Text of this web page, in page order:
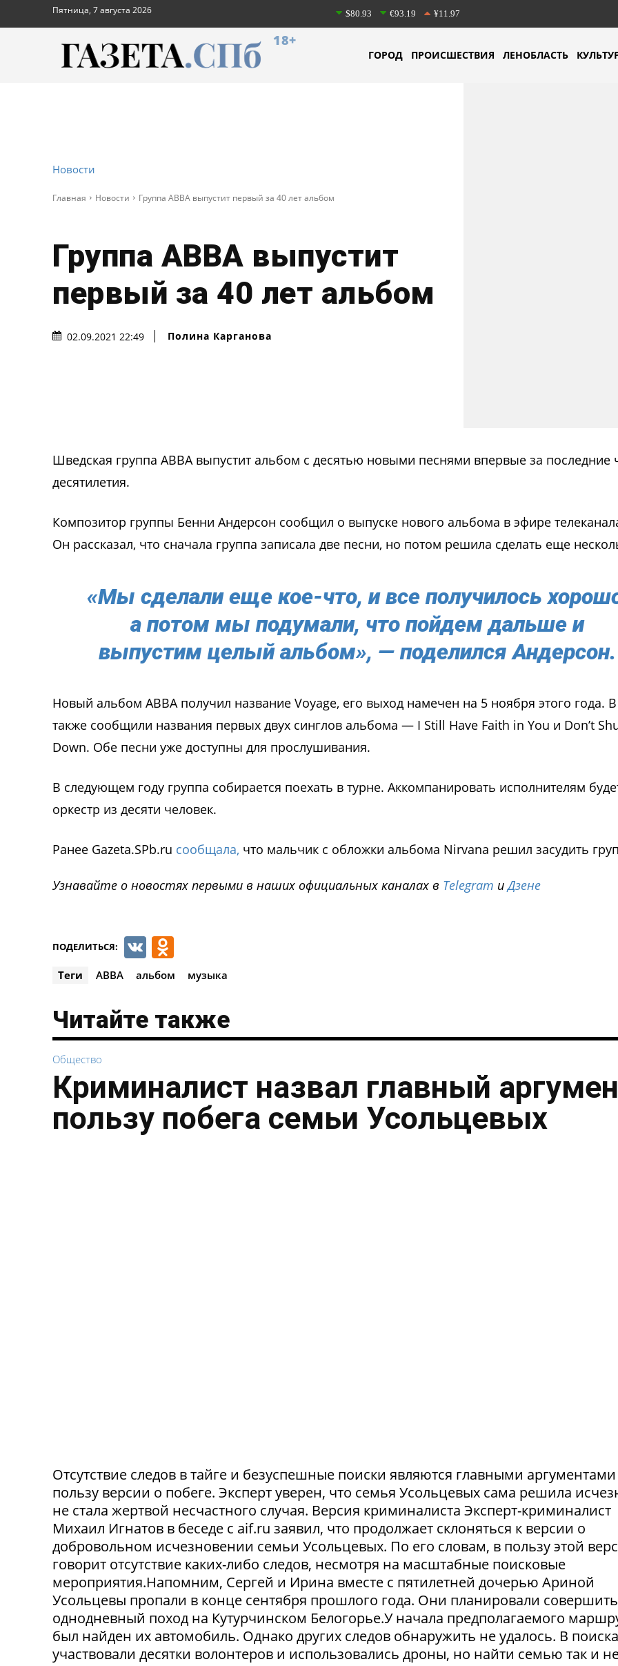
Пятница, 7 августа 2026 $80.93 €93.19 ¥11.97
18+
ГОРОД ПРОИСШЕСТВИЯ ЛЕНОБЛАСТЬ
Новости
Главная Новости Группа АВВА выпустит первый за 40 лет альбом
Группа АВВА выпустит
первый за 40 лет альбом
02.09.2021 22:49 Полина Карганова
Шведская группа АВВА выпустит альбом с десятью новыми песнями впервые за последние
десятилетия.
Композитор группы Бенни Андерсон сообщил о выпуске нового альбома в эфире
Он рассказал, что сначала группа записала две песни, но потом решила сделать еще
«Мы сделали еще кое-что, и все получилось
а потом мы подумали, что пойдем дальше и
выпустим целый альбом», — поделился Андерсон.
Новый альбом АВВА получил название Voyage, его выход намечен на 5 ноября этого года.
также сообщили названия первых двух синглов альбома — I Still Have Faith in You и Don’t
Down. Обе песни уже доступны для прослушивания.
В следующем году группа собирается поехать в турне. Аккомпанировать исполнителям
оркестр из десяти человек.
Ранее Gazeta.SPb.ru сообщала, что мальчик с обложки альбома Nirvana решил засудить
Узнавайте о новостях первыми в наших официальных каналах в Telegram иДзене
ПОДЕЛИТЬСЯ: VK
Теги ABBA альбом музыка
Читайте также
Общество
Криминалист назвал главный
пользу побега семьи Усольцевых
Отсутствие следов в тайге и безуспешные поиски являются главными
пользу версии о побеге. Эксперт уверен, что семья Усольцевых сама решила
не стала жертвой несчастного случая. Версия криминалиста Эксперт-криминалист
Михаил Игнатов в беседе с aif.ru заявил, что продолжает склоняться к версии о
добровольном исчезновении семьи Усольцевых. По его словам, в пользу этой
говорит отсутствие каких-либо следов, несмотря на масштабные поисковые
мероприятия.Напомним, Сергей и Ирина вместе с пятилетней дочерью Ариной
Усольцевы пропали в конце сентября прошлого года. Они планировали совершить
однодневный поход на Кутурчинском Белогорье.У начала предполагаемого
был найден их автомобиль. Однако других следов обнаружить не удалось. В
участвовали десятки волонтеров и использовались дроны, но найти семью так и